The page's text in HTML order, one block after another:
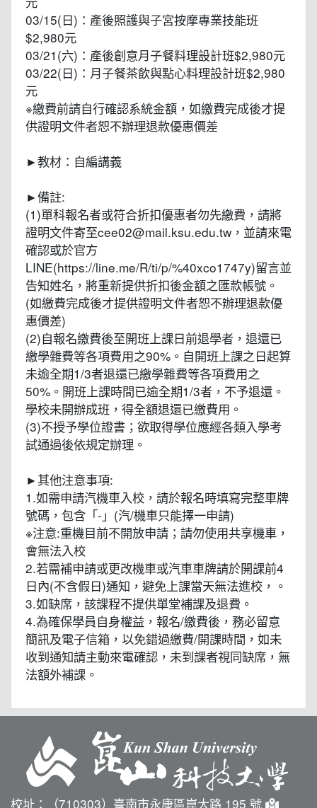
03/15(日)：產後照護與子宮按摩專業技能班
$2,980元
03/21(六)：產後創意月子餐料理設計班$2,980元
03/22(日)：月子餐茶飲與點心料理設計班$2,980
元
※繳費前請自行確認系統金額，如繳費完成後才提
供證明文件者恕不辦理退款優惠價差
►教材：自編講義
►備註:
(1)單科報名者或符合折扣優惠者勿先繳費，請將
證明文件寄至cee02@mail.ksu.edu.tw，並請來電
確認或於官方
LINE(https://line.me/R/ti/p/%40xco1747y)留言並
告知姓名，將重新提供折扣後金額之匯款帳號。
(如繳費完成後才提供證明文件者恕不辦理退款優
惠價差)
(2)自報名繳費後至開班上課日前退學者，退還已
繳學雜費等各項費用之90%。自開班上課之日起算
未逾全期1/3者退還已繳學雜費等各項費用之
50%。開班上課時間已逾全期1/3者，不予退還。
學校未開辦成班，得全額退還已繳費用。
(3)不授予學位證書；欲取得學位應經各類入學考
試通過後依規定辦理。
►其他注意事項:
1.如需申請汽機車入校，請於報名時填寫完整車牌
號碼，包含「-」(汽/機車只能擇一申請)
※注意:重機目前不開放申請；請勿使用共享機車，
會無法入校
2.若需補申請或更改機車或汽車車牌請於開課前4
日內(不含假日)通知，避免上課當天無法進校，。
3.如缺席，該課程不提供單堂補課及退費。
4.為確保學員自身權益，報名/繳費後，務必留意
簡訊及電子信箱，以免錯過繳費/開課時間，如未
收到通知請主動來電確認，未到課者視同缺席，無
法額外補課。
校址：（710303）臺南市永康區崑大路 195 號